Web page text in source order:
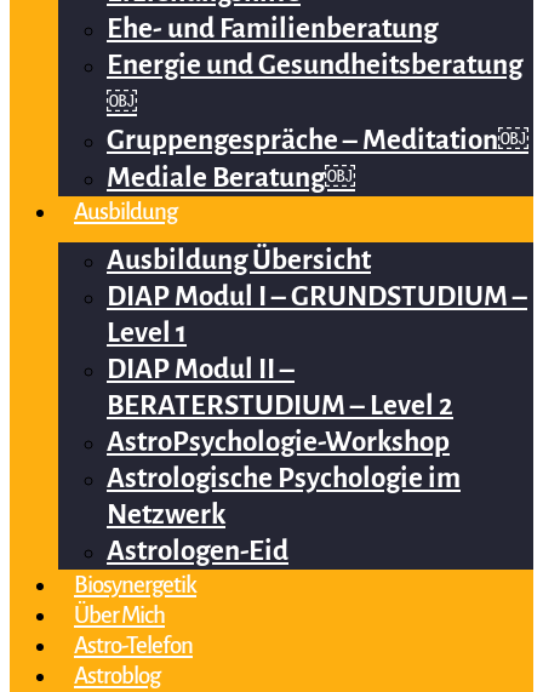
Ehe- und Familienberatung
Energie und Gesundheitsberatung
￼
Gruppengespräche – Meditation￼
Mediale Beratung￼
Ausbildung
Ausbildung Übersicht
DIAP Modul I – GRUNDSTUDIUM –
Level 1
DIAP Modul II –
BERATERSTUDIUM – Level 2
AstroPsychologie-Workshop
Astrologische Psychologie im
Netzwerk
Astrologen-Eid
Biosynergetik
Über Mich
Astro-Telefon
Astroblog